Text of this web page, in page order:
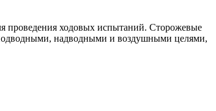
проведения ходовых испытаний. Сторожевые
подводными, надводными и воздушными целями,